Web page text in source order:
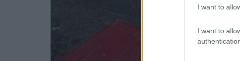
I want to
I want to